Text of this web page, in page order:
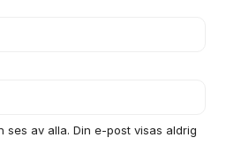
ses av alla. Din e-post visas aldrig